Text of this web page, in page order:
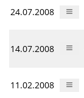
24.07.2008
14.07.2008
11.02.2008